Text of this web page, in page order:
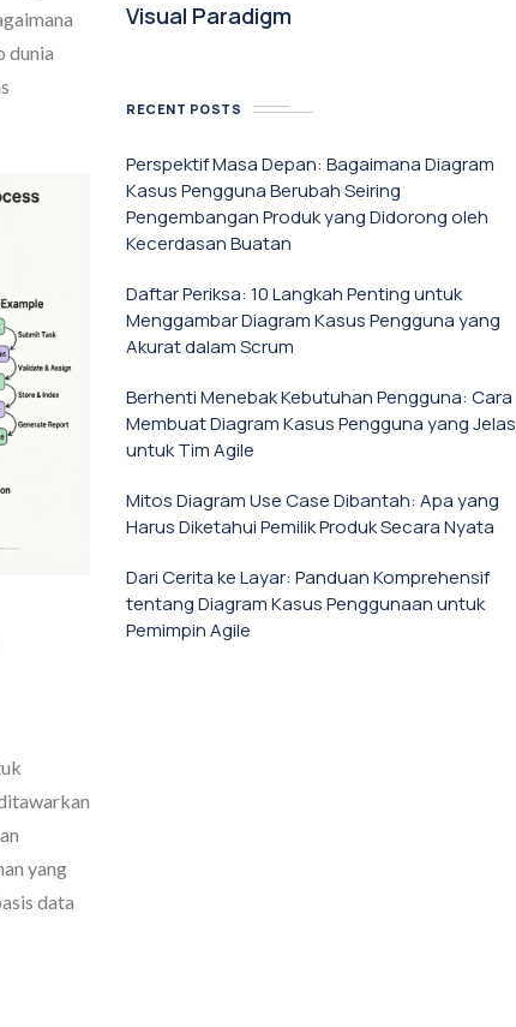
dunia
yang
data
Visual Paradigm
RECENT POSTS
Perspektif Masa Depan: Bagaimana Diagram
Kasus Pengguna Berubah Seiring
Pengembangan Produk yang Didorong oleh
Kecerdasan Buatan
Daftar Periksa: 10 Langkah Penting untuk
Menggambar Diagram Kasus Pengguna yang
Akurat dalam Scrum
Berhenti Menebak Kebutuhan Pengguna: Cara
Membuat Diagram Kasus Pengguna yang Jelas
untuk Tim Agile
Mitos Diagram Use Case Dibantah: Apa yang
Harus Diketahui Pemilik Produk Secara Nyata
Dari Cerita ke Layar: Panduan Komprehensif
tentang Diagram Kasus Penggunaan untuk
Pemimpin Agile